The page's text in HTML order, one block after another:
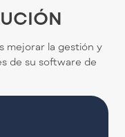
mejorar la gestión y
de su software de